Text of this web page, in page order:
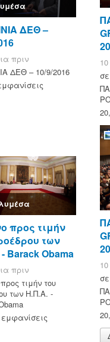
ΔΕΘ –
πριν
ΔΕΘ – 10/9/2016
προς τιμήν
των
Barack Obama
πριν
τιμήν του
των Η.Π.Α. -
εμφανίσεις
σε
σε